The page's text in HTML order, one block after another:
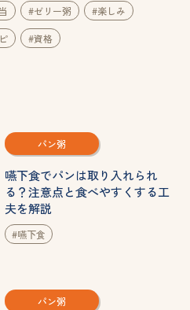
#ゼリー粥 #楽しみ
#資格
パン粥
嚥下食でパンは取り入れられ
る？注意点と食べやすくする工
夫を解説
#嚥下食
パン粥